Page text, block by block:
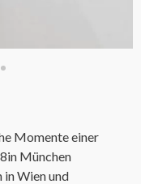
Momente einer
München
in Wien und